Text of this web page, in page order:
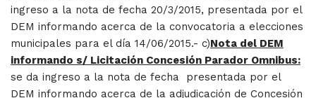
ingreso a la nota de fecha 20/3/2015, presentada por el
DEM informando acerca de la convocatoria a elecciones
municipales para el día 14/06/2015.- c)Nota del DEM
informando s/ Licitación Concesión Parador Omnibus:
se da ingreso a la nota de fecha presentada por el
DEM informando acerca de la adjudicación de Concesión